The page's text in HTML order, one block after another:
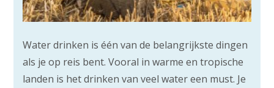
Water drinken is één van de belangrijkste dingen
als je op reis bent. Vooral in warme en tropische
landen is het drinken van veel water een must. Je